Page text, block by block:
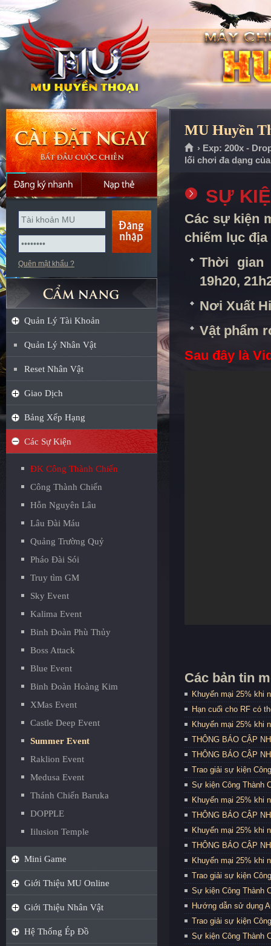
Quên mật khẩu ?
Quản Lý Tài Khoản
Quản Lý Nhân Vật
Reset Nhân Vật
Giao Dịch
Bảng Xếp Hạng
Các Sự Kiện
ĐK Công Thành Chiến
Công Thành Chiến
Hỗn Nguyên Lâu
Lâu Đài Máu
Quảng Trường Quỷ
Pháo Đài Sói
Truy tìm GM
Sky Event
Kalima Event
Binh Đoàn Phù Thủy
Boss Attack
Blue Event
Binh Đoàn Hoàng Kim
XMas Event
Castle Deep Event
Summer Event
Raklion Event
Medusa Event
Thánh Chiến Baruka
DOPPLE
Iilusion Temple
Mini Game
Giới Thiệu MU Online
Giới Thiệu Nhân Vật
Hệ Thống Ép Đồ
MU Huyền
› Exp: 200x -
lối chơi đa dạng
SỰ
Các sự kiện
chiếm lục địa
Thời gian
19h20,
Nơi Xuất
Vật phẩm
Sau đây là
Các bản tin
Khuyến mại 25% khi
Hạn cuối cho RF có
Khuyến mại 25% khi
THÔNG BÁO CẬP
THÔNG BÁO CẬP
Trao giải sự kiện
Sự kiện Công Thành
Khuyến mại 25% khi
THÔNG BÁO CẬP
Khuyến mại 25% khi
THÔNG BÁO CẬP
Khuyến mại 25% khi
Trao giải sự kiện
Sự kiện Công Thành
Hướng dẫn sử dụng
Trao giải sự kiện
Sự kiện Công Thành